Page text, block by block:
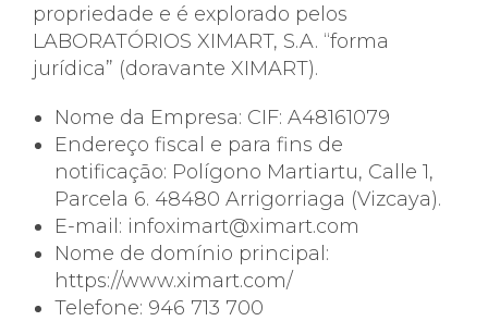
propriedade e é explorado pelos
LABORATÓRIOS XIMART, S.A. “forma
jurídica” (doravante XIMART).
Nome da Empresa: CIF: A48161079
Endereço fiscal e para fins de
notificação: Polígono Martiartu, Calle 1,
Parcela 6. 48480 Arrigorriaga (Vizcaya).
E-mail: infoximart@ximart.com
Nome de domínio principal:
https://www.ximart.com/
Telefone: 946 713 700